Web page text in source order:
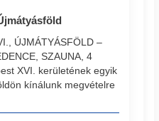
ÚJMÁTYÁSFÖLD –
SZAUNA, 4
XVI. kerületének egyik
kínálunk megvételre